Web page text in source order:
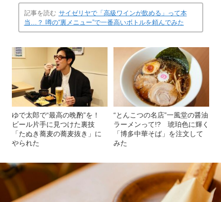
記事を読む サイゼリヤで「高級ワインが飲める」って本
当…？ 噂の“裏メニュー”で一番高いボトルを頼んでみた
ゆで太郎で“最高の晩酌”を！
ビール片手に見つけた裏技
「たぬき蕎麦の蕎麦抜き」に
やられた
“とんこつの名店”一風堂の醤油
ラーメンって!? 琥珀色に輝く
「博多中華そば」を注文して
みた